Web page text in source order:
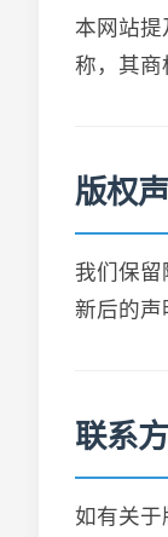
本网站
称，其商
版权
我们保
新后的声
联系
如有关